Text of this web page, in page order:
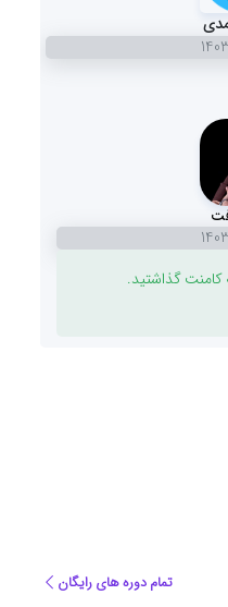
گذاشتید.
تمام دوره های رایگان